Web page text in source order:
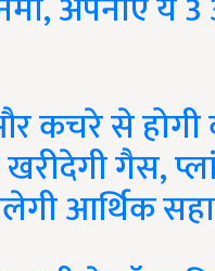
कचरे से होगी
गैस,
आर्थिक